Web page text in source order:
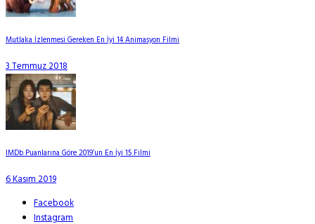
Mutlaka İzlenmesi Gereken En İyi 14 Animasyon Filmi
3 Temmuz 2018
IMDb Puanlarına Göre 2019’un En İyi 15 Filmi
6 Kasım 2019
Facebook
Instagram